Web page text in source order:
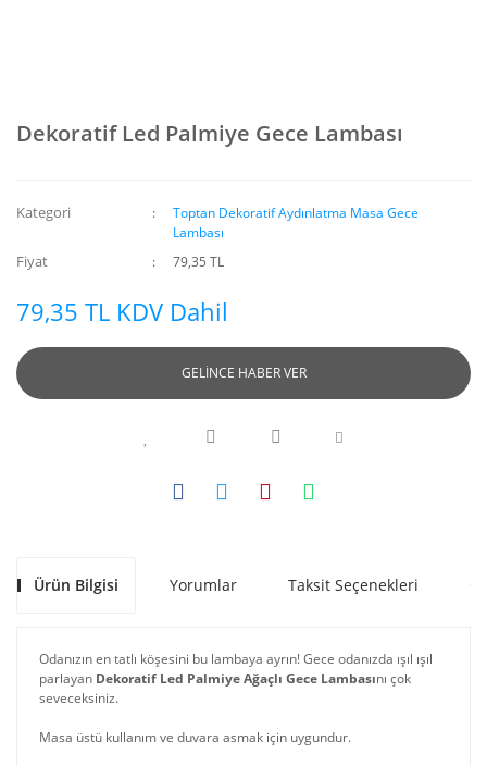
Dekoratif Led Palmiye Gece Lambası
Kategori
Toptan Dekoratif Aydınlatma Masa Gece
Lambası
Fiyat 79,35 TL
79,35 TL KDV Dahil
GELİNCE HABER VER
Ürün Bilgisi Yorumlar Taksit Seçenekleri
Odanızın en tatlı köşesini bu lambaya ayrın! Gece odanızda ışıl ışıl
parlayan Dekoratif Led Palmiye Ağaçlı Gece Lambasını çok
seveceksiniz.
Masa üstü kullanım ve duvara asmak için uygundur.